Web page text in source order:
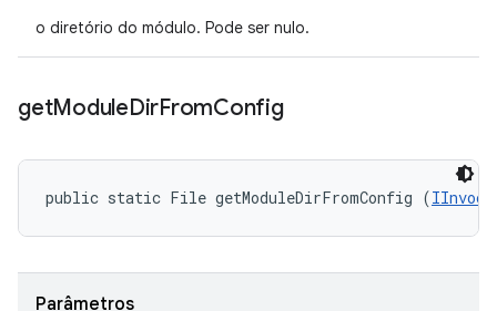
o diretório do módulo. Pode ser nulo.
getModuleDirFromConfig
public static File getModuleDirFromConfig (
Parâmetros